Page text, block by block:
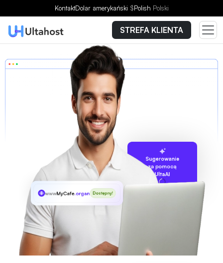
KontaktDolar amerykański $Polish Polski
STREFA KLIENTA
Sugerowanie
za pomocą
UltaAI
wwwMyCafe.organicDostępny!